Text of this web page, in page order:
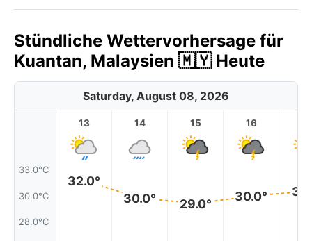
Stündliche Wettervorhersage für
Kuantan, Malaysien 🇲🇾 Heute
Saturday, August 08, 2026
33.0°C
30.0°C
28.0°C
13
32.0°
14
30.0°
15
29.0°
16
30.0°